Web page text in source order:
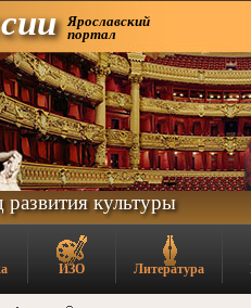
Ярославский
портал
культуры
ИЗО Литература